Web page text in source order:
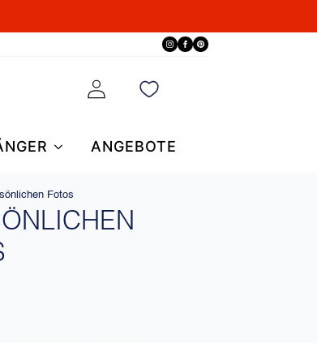
ANGEBOTE
Fotos